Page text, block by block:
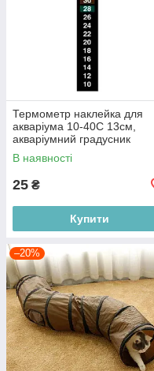
Термометр наклейка для
акваріума 10-40C 13см,
акваріумний градусник
термопластик
В наявності
25 ₴
Купити
–20%